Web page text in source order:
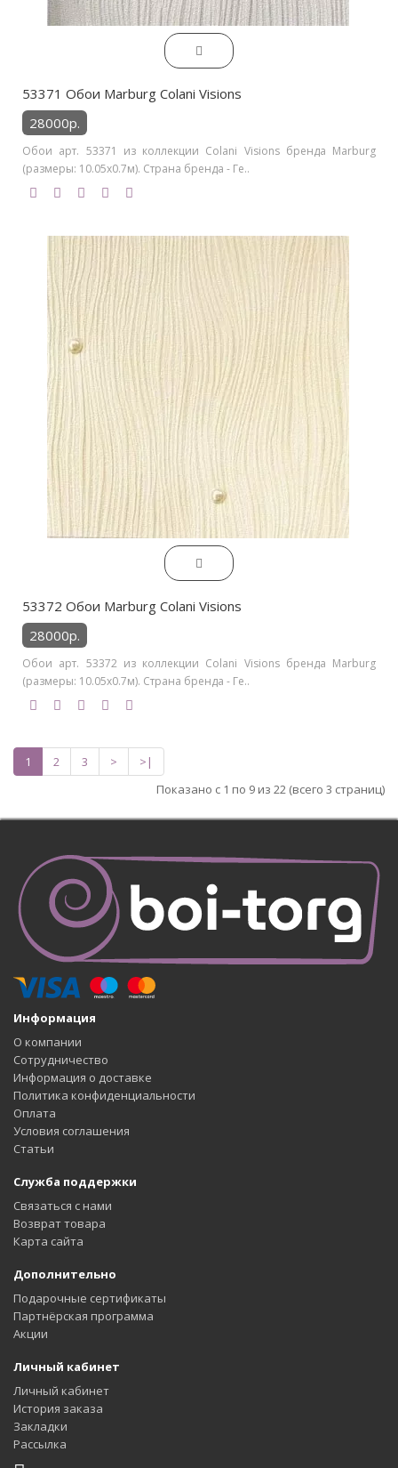
53371 Обои Marburg Colani Visions
28000р.
Обои арт. 53371 из коллекции Colani Visions бренда Marburg
(размеры: 10.05х0.7м). Страна бренда - Ге..
53372 Обои Marburg Colani Visions
28000р.
Обои арт. 53372 из коллекции Colani Visions бренда Marburg
(размеры: 10.05х0.7м). Страна бренда - Ге..
1 2 3 >
>|
Показано с 1 по 9 из 22 (всего 3 страниц)
Информация
О компании
Сотрудничество
Информация о доставке
Политика конфиденциальности
Оплата
Условия соглашения
Статьи
Служба поддержки
Связаться с нами
Возврат товара
Карта сайта
Дополнительно
Подарочные сертификаты
Партнёрская программа
Акции
Личный кабинет
Личный кабинет
История заказа
Закладки
Рассылка